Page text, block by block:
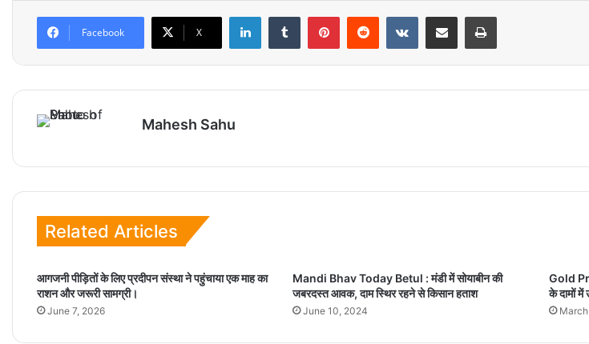
Facebook X
Mahesh Sahu
Related Articles
आगजनी पीड़ितों के लिए प्रदीपन संस्था ने पहुंचाया एक माह का
राशन और जरूरी सामग्री।
June 7, 2026
Mandi Bhav Today Betul : मंडी में सोयाबीन की
जबरदस्त आवक, दाम स्थिर रहने से किसान हताश
June 10, 2024
Gold
के दामों में